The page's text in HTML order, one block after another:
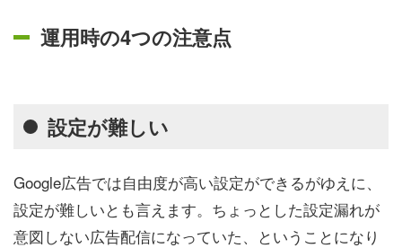
運用時の4つの注意点
設定が難しい
Google広告では自由度が高い設定ができるがゆえに、
設定が難しいとも言えます。ちょっとした設定漏れが
意図しない広告配信になっていた、ということになり